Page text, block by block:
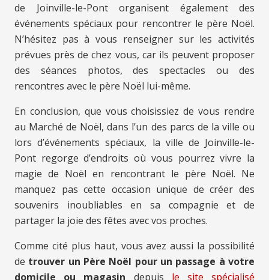
de Joinville-le-Pont organisent également des
événements spéciaux pour rencontrer le père Noël.
N’hésitez pas à vous renseigner sur les activités
prévues près de chez vous, car ils peuvent proposer
des séances photos, des spectacles ou des
rencontres avec le père Noël lui-même.
En conclusion, que vous choisissiez de vous rendre
au Marché de Noël, dans l’un des parcs de la ville ou
lors d’événements spéciaux, la ville de Joinville-le-
Pont regorge d’endroits où vous pourrez vivre la
magie de Noël en rencontrant le père Noël. Ne
manquez pas cette occasion unique de créer des
souvenirs inoubliables en sa compagnie et de
partager la joie des fêtes avec vos proches.
Comme cité plus haut, vous avez aussi la possibilité
de trouver un Père Noël pour un passage à votre
domicile ou magasin depuis le site spécialisé